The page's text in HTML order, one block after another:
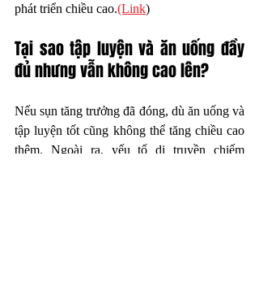
phát triển chiều cao.(Link)
Tại sao tập luyện và ăn uống đầy
đủ nhưng vẫn không cao lên?
Nếu sụn tăng trưởng đã đóng, dù ăn uống và
tập luyện tốt cũng không thể tăng chiều cao
thêm. Ngoài ra, yếu tố di truyền chiếm